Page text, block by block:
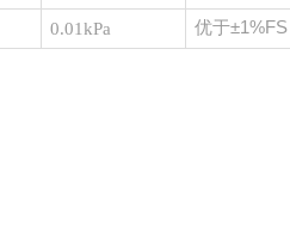
0.01kPa 优于±1%FS